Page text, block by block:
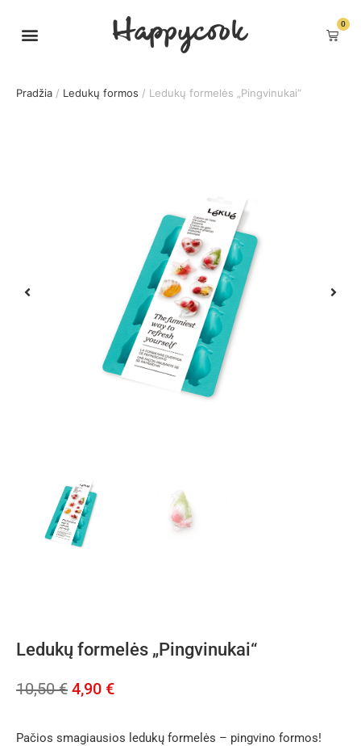
0
Pradžia / Ledukų formos / Ledukų formelės „Pingvinukai“
Ledukų formelės „Pingvinukai“
10,50€ 4,90 €
Pačios smagiausios ledukų formelės – pingvino formos!